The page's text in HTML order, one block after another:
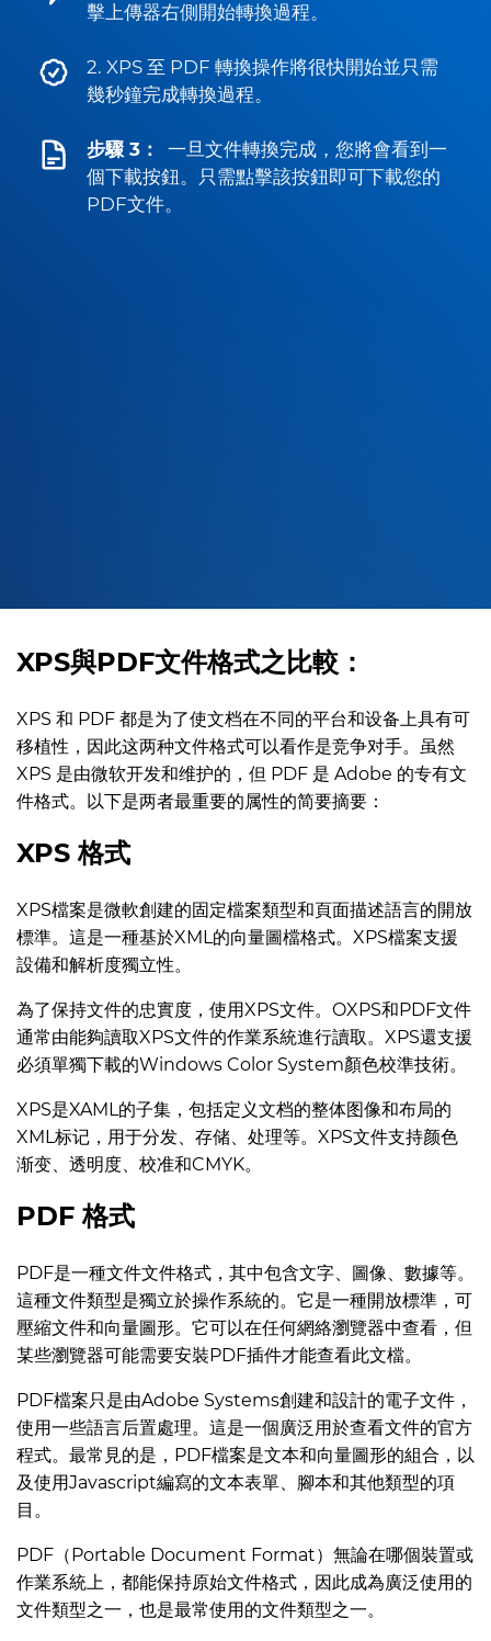
擊上傳器右側開始轉換過程。
2. XPS 至 PDF 轉換操作將很快開始並只需
幾秒鐘完成轉換過程。
步驟 3：
一旦文件轉換完成，您將會看到一
個下載按鈕。只需點擊該按鈕即可下載您的
PDF文件。
XPS與PDF文件格式之比較：
XPS 和 PDF 都是为了使文档在不同的平台和设备上具有可
移植性，因此这两种文件格式可以看作是竞争对手。虽然
XPS 是由微软开发和维护的，但 PDF 是 Adobe 的专有文
件格式。以下是两者最重要的属性的简要摘要：
XPS 格式
XPS檔案是微軟創建的固定檔案類型和頁面描述語言的開放
標準。這是一種基於XML的向量圖檔格式。XPS檔案支援
設備和解析度獨立性。
為了保持文件的忠實度，使用XPS文件。OXPS和PDF文件
通常由能夠讀取XPS文件的作業系統進行讀取。XPS還支援
必須單獨下載的Windows Color System顏色校準技術。
XPS是XAML的子集，包括定义文档的整体图像和布局的
XML标记，用于分发、存储、处理等。XPS文件支持颜色
渐变、透明度、校准和CMYK。
PDF 格式
PDF是一種文件文件格式，其中包含文字、圖像、數據等。
這種文件類型是獨立於操作系統的。它是一種開放標準，可
壓縮文件和向量圖形。它可以在任何網絡瀏覽器中查看，但
某些瀏覽器可能需要安裝PDF插件才能查看此文檔。
PDF檔案只是由Adobe Systems創建和設計的電子文件，
使用一些語言后置處理。這是一個廣泛用於查看文件的官方
程式。最常見的是，PDF檔案是文本和向量圖形的組合，以
及使用Javascript編寫的文本表單、腳本和其他類型的項
目。
PDF（Portable Document Format）無論在哪個裝置或
作業系統上，都能保持原始文件格式，因此成為廣泛使用的
文件類型之一，也是最常使用的文件類型之一。